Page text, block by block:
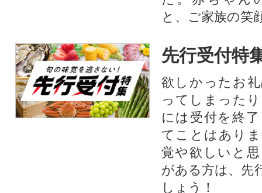
と、ご家族の笑
先行受付特
欲しかったお
ってしまった
には受付を終
てことはあり
覚や欲しいと
がある方は、先
しょう！